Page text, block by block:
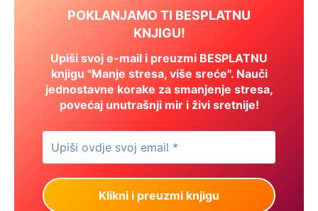
POKLANJAMO TI BESPLATNU
KNJIGU!
Upiši svoj e-mail i preuzmi BESPLATNU
knjigu "Manje stresa, više sreće". Nauči
jednostavne korake za smanjenje stresa,
povećaj unutrašnji mir i živi sretnije!